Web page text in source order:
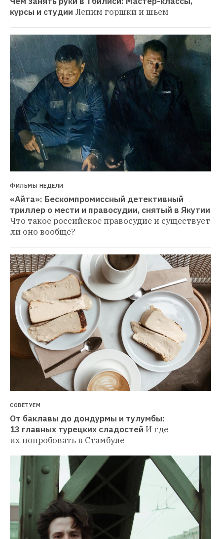
курсы и студии Лепим горшки и шьем
ФИЛЬМЫ НЕДЕЛИ
«Айта»: Бескомпромиссный детективный
триллер о мести и правосудии, снятый в Якутии
Что такое российское правосудие и существует
ли оно вообще?
СОВЕТУЕМ
От баклавы до дондурмы и тулумбы:
13 главных турецких сладостей И где
их попробовать в Стамбуле